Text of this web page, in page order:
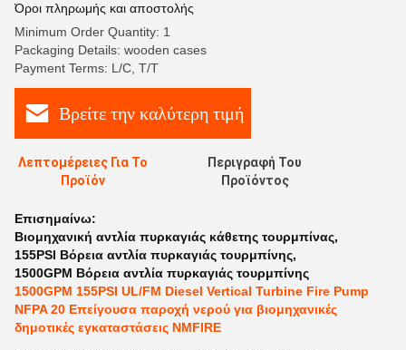
Όροι πληρωμής και αποστολής
Minimum Order Quantity: 1
Packaging Details: wooden cases
Payment Terms: L/C, T/T
Βρείτε την καλύτερη τιμή
Λεπτομέρειες Για Το
Προϊόν
Περιγραφή Του
Προϊόντος
Επισημαίνω:
Βιομηχανική αντλία πυρκαγιάς κάθετης τουρμπίνας,
155PSI Βόρεια αντλία πυρκαγιάς τουρμπίνης,
1500GPM Βόρεια αντλία πυρκαγιάς τουρμπίνης
1500GPM 155PSI UL/FM Diesel Vertical Turbine Fire Pump
NFPA 20 Επείγουσα παροχή νερού για βιομηχανικές
δημοτικές εγκαταστάσεις NMFIRE